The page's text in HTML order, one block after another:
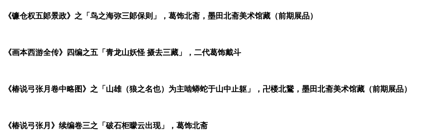
《镰仓权五郞景政》之「鸟之海弥三郞保则」，葛饰北斋，墨田北斋美术馆藏（前期展品）
《画本西游全传》四编之五「青龙山妖怪 摄去三藏」，二代葛饰戴斗
《椿说弓张月卷中略图》之「山雄（狼之名也）为主啮蟒蛇于山中止躯」，卍楼北鵞，墨田北斋美术馆藏（前期展品）
《椿说弓张月》续编卷三之「破石柜曚云出现」，葛饰北斋